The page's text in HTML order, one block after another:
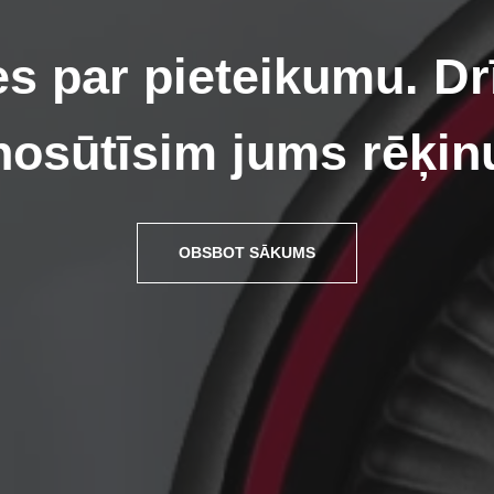
par pieteikumu.
jums
OBSBOT SĀKUMS